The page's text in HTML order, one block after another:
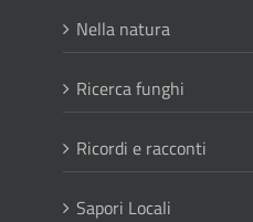
Nella natura
Ricerca funghi
Ricordi e racconti
Sapori Locali